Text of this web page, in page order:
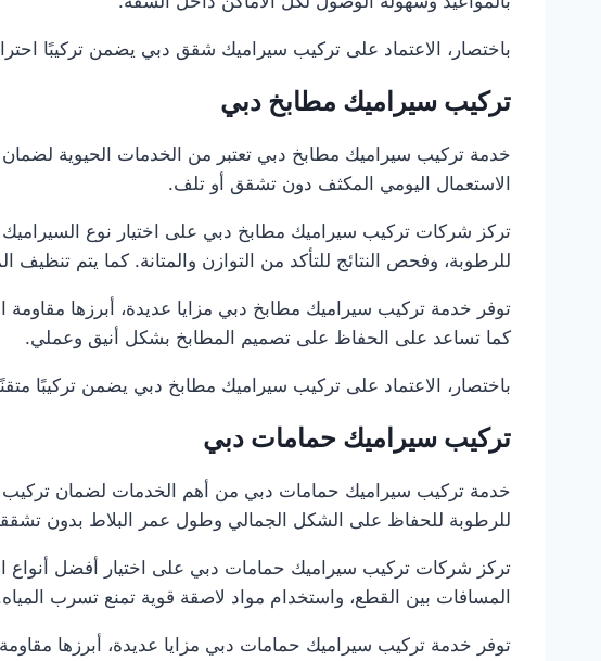
باختصار، الاعتماد على تركيب سيراميك شقق دبي يضمن تركيبًا
تركيب سيراميك مطابخ دبي
خدمة تركيب سيراميك مطابخ دبي تعتبر من الخدمات الحيوية
الاستعمال اليومي المكثف دون تشقق أو تلف.
تركز شركات تركيب سيراميك مطابخ دبي على اختيار نوع
للرطوبة، وفحص النتائج للتأكد من التوازن والمتانة. كما يتم
توفر خدمة تركيب سيراميك مطابخ دبي مزايا عديدة، أبرزها مقاومة
كما تساعد على الحفاظ على تصميم المطابخ بشكل أنيق وعملي.
باختصار، الاعتماد على تركيب سيراميك مطابخ دبي يضمن تركيبًا
تركيب سيراميك حمامات دبي
خدمة تركيب سيراميك حمامات دبي من أهم الخدمات لضمان تركيب
للرطوبة للحفاظ على الشكل الجمالي وطول عمر البلاط بدون
تركز شركات تركيب سيراميك حمامات دبي على اختيار أفضل أنواع
المسافات بين القطع، واستخدام مواد لاصقة قوية تمنع تسرب
توفر خدمة تركيب سيراميك حمامات دبي مزايا عديدة، أبرزها